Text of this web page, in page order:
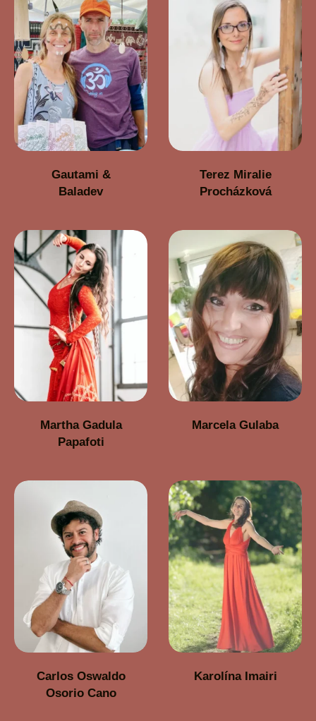
Gautami &
Baladev
Terez Miralie
Procházková
Martha Gadula
Papafoti
Marcela Gulaba
Carlos Oswaldo
Osorio Cano
Karolína Imairi